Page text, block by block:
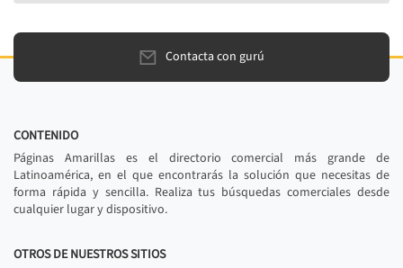
Contacta con gurú
CONTENIDO
Páginas Amarillas es el directorio comercial más grande de
Latinoamérica, en el que encontrarás la solución que necesitas de
forma rápida y sencilla. Realiza tus búsquedas comerciales desde
cualquier lugar y dispositivo.
OTROS DE NUESTROS SITIOS